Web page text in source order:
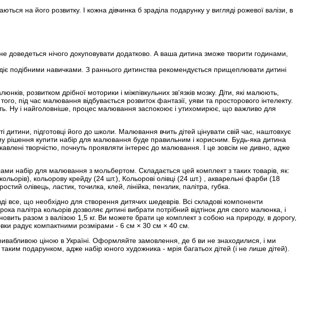
на його розвитку. І кожна дівчинка б зраділа подарунку у вигляді рожевої валізи, в
нічого докуповувати додатково. А ваша дитина зможе творити годинами,
подібними навичками. З раннього дитинства рекомендується прищеплювати дитині
розвитком дрібної моторики і міжпівкульних зв'язків мозку. Діти, які малюють,
під час малювання відбувається розвиток фантазії, уяви та просторового інтелекту.
Ну і найголовніше, процес малювання заспокоює і утихомирює, що важливо для
підготовці його до школи. Малювання вчить дітей цінувати свій час, наштовхує
рішення купити набір для малювання буде правильним і корисним. Будь-яка дитина
творчістю, почнуть проявляти інтерес до малювання. І це зовсім не дивно, адже
набір для малювання з мольбертом. Складається цей комплект з таких товарів, як:
кольорову крейду (24 шт.), Кольорові олівці (24 шт.) , акварельні фарби (18
олівець, ластик, точилка, клей, лінійка, пензлик, палітра, губка.
що необхідно для створення дитячих шедеврів. Всі складові компоненти
палітра кольорів дозволяє дитині вибрати потрібний відтінок для свого малюнка, і
разом з валізою 1,5 кг. Ви можете брати це комплект з собою на природу, в дорогу,
радує компактними розмірами - 6 см × 30 см × 40 см.
ціною в Україні. Оформляйте замовлення, де б ви не знаходилися, і ми
подарунком, адже набір юного художника - мрія багатьох дітей (і не лише дітей).